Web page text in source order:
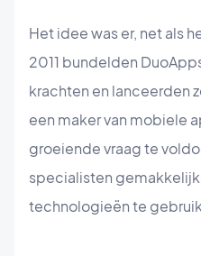
Het idee was er, net als
2011 bundelden
krachten en lanceerden
een maker van mobiele
groeiende vraag te
specialisten
technologieën te